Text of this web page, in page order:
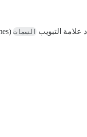
السمات (Themes) أو